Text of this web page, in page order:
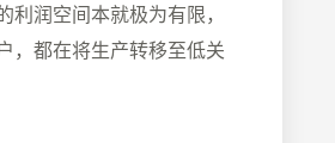
润空间本就极为有限，
，都在将生产转移至低关